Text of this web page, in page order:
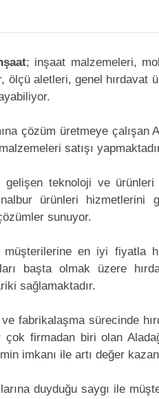
; inşaat malzemeleri,
ölçü aletleri, genel hırdavat
çözüm üretmeye çalışan
satışı
teknoloji ve
ürünleri hizmetlerini
sunuyor.
en iyi fiyatla
başta olmak üzere
sağlamaktadır.
fabrikalaşma sürecinde
firmadan biri olan
imkanı ile artı değer
duyduğu saygı ile